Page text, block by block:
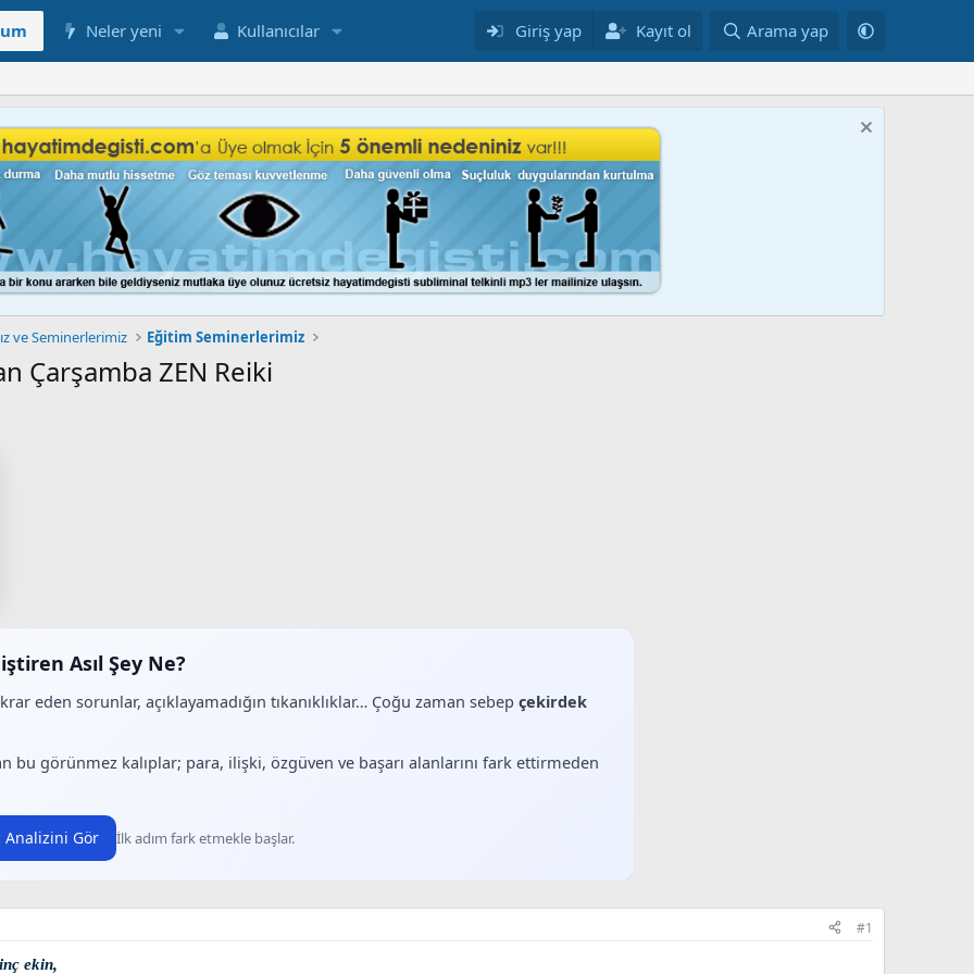
Neler yeni Kullanıcılar Giriş yap Kayıt ol Arama yap
ve Seminerlerimiz Eğitim Seminerlerimiz
Çarşamba ZEN Reiki
Asıl Şey Ne?
eden sorunlar, açıklayamadığın tıkanıklıklar… Çoğu zaman sebep çekirdek
bu görünmez kalıplar; para, ilişki, özgüven ve başarı alanlarını fark ettirmeden
Analizini Gör İlk adım fark etmekle başlar.
#1
ekin,